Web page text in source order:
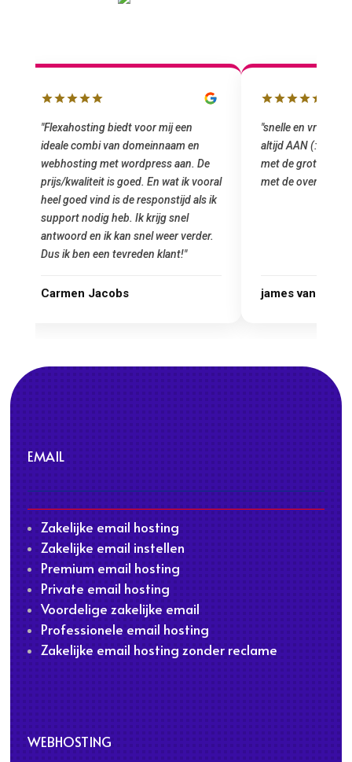
"snelle en vriendelijke service. staat
altijd AAN (: fijne prijzen vergeleken
met de grote jongens en dus nu al blij
met de overstap!"
james van oranje
"Top service. Ik
het installeren
was meteen
gemaakt. Top
Marcel Thijs
EMAIL
Zakelijke email hosting
Zakelijke email instellen
Premium email hosting
Private email hosting
Voordelige zakelijke email
Professionele email hosting
Zakelijke email hosting zonder reclame
WEBHOSTING